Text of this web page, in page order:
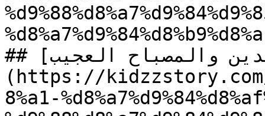
## [علاء الدين والمصباح العجيب]
(https://kidzzstory.com/
8%a1-